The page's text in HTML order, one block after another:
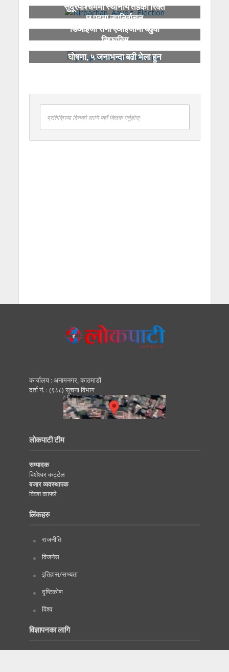
सुदूरपश्चिममा स्थानीय तहका रिक्त
छ पदमा उपनिर्वाचन
डिआईजी राणा एआईजीमा बढुवा
सिफारिस
घोषणा, ५ जनाभन्दा बढी भेला हुन
प्रतिक्रिया दिनको लागि यहाँ क्लिक गर्नुहोस्
कार्यालय : अनामनगर, काठमाडाैं
दर्ता नं. : (९८८) सूचना विभाग
लोकपाटी टीम
सम्पादक
विशेश्वर कट्टेल
बजार व्यवस्थापक
विवश काफ्ले
लिंकहरु
राजनीति
विजनेस
इतिहास/सभ्यता
दृष्टिकोण
विश्व
विज्ञापनका लागि